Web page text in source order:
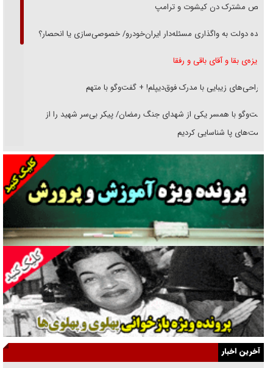
رقص مشترک دن کیشوت و ترامپ
دنده دولت به واگذاری مسئله‌دار ایران‌خودرو/ خصوصی‌سازی یا انحصار؟
غریزه‌ی بقا و آقای باقی و رفقا
جراحی‌های زیبایی با مدرک فوق‌دیپلم! + گفت‌وگو با متهم
گفت‌وگو با همسر یکی از شهدای جنگ رمضان/ پیکر بی‌سر شهید را از
انگشت‌های پا شناسایی کردیم
نسلی که آنلاین الگو می‌گیرد
گفت‌وگو با آیت‌الله جاودان/ جفای مخالفان مکانت معنوی رهبر شهید را
ارتقا می‌داد
راننده مست به قانون می‌خندد
همه آقای دوربینی شده‌ایم!
قصه ناتمام سرویس مدارس
آیا مقاومت فلسطین خلع‌سلاح می‌شود؟
الگوی وحدت‌آفرین در ادراک سیاست خارجی
آخرین اخبار